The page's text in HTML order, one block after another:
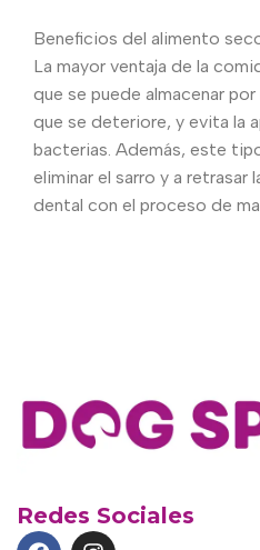
Beneficios del alimento
La mayor ventaja de la
que se puede almacenar
que se deteriore, y evita la
bacterias. Además, este
eliminar el sarro y a retrasar
dental con el proceso de
Redes Sociales